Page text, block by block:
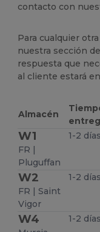
contacto con
Para cualquier
nuestra sección
respuesta que
al cliente estará
Almacén
W1
FR |
Pluguffan
1-2
W2
FR | Saint
Vigor
1-2
W4 1-2